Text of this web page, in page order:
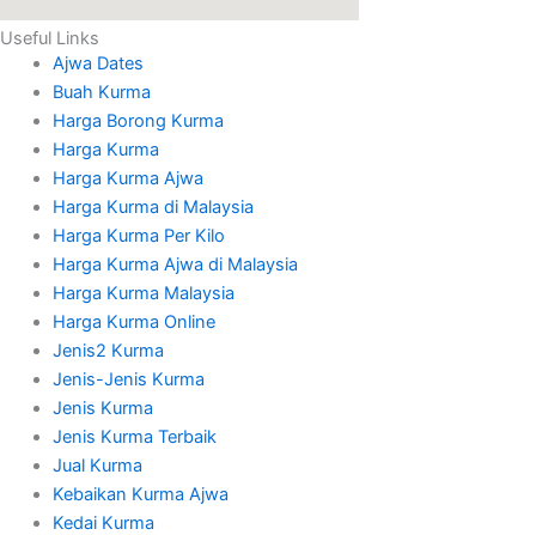
Useful Links
Ajwa Dates
Buah Kurma
Harga Borong Kurma
Harga Kurma
Harga Kurma Ajwa
Harga Kurma di Malaysia
Harga Kurma Per Kilo
Harga Kurma Ajwa di Malaysia
Harga Kurma Malaysia
Harga Kurma Online
Jenis2 Kurma
Jenis-Jenis Kurma
Jenis Kurma
Jenis Kurma Terbaik
Jual Kurma
Kebaikan Kurma Ajwa
Kedai Kurma